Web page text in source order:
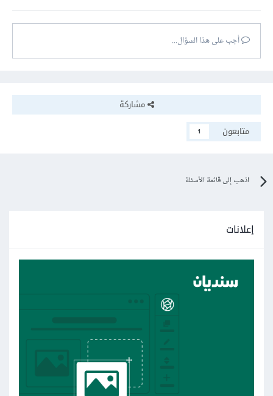
أجب على هذا السؤال...
مشاركة
متابعون
1
اذهب إلى قائمة الأسئلة
إعلانات